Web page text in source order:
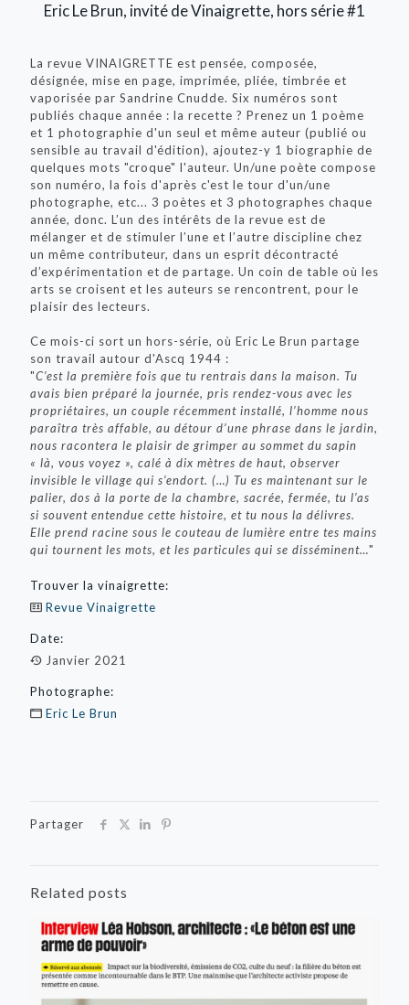
Eric Le Brun, invité de Vinaigrette, hors série #1
La revue VINAIGRETTE est pensée, composée,
désignée, mise en page, imprimée, pliée, timbrée et
vaporisée par Sandrine Cnudde. Six numéros sont
publiés chaque année : la recette ? Prenez un 1 poème
et 1 photographie d'un seul et même auteur (publié ou
sensible au travail d'édition), ajoutez-y 1 biographie de
quelques mots "croque" l'auteur. Un/une poète compose
son numéro, la fois d'après c'est le tour d'un/une
photographe, etc... 3 poètes et 3 photographes chaque
année, donc. L’un des intérêts de la revue est de
mélanger et de stimuler l’une et l’autre discipline chez
un même contributeur, dans un esprit décontracté
d’expérimentation et de partage. Un coin de table où les
arts se croisent et les auteurs se rencontrent, pour le
plaisir des lecteurs.
Ce mois-ci sort un hors-série, où Eric Le Brun partage
son travail autour d'Ascq 1944 :
"C’est la première fois que tu rentrais dans la maison. Tu
avais bien préparé la journée, pris rendez-vous avec les
propriétaires, un couple récemment installé, l’homme nous
paraîtra très affable, au détour d’une phrase dans le jardin,
nous racontera le plaisir de grimper au sommet du sapin
« là, vous voyez », calé à dix mètres de haut, observer
invisible le village qui s’endort. (…) Tu es maintenant sur le
palier, dos à la porte de la chambre, sacrée, fermée, tu l’as
si souvent entendue cette histoire, et tu nous la délivres.
Elle prend racine sous le couteau de lumière entre tes mains
qui tournent les mots, et les particules qui se disséminent…"
Trouver la vinaigrette:
Revue Vinaigrette
Date:
Janvier 2021
Photographe:
Eric Le Brun
Partager
Related posts